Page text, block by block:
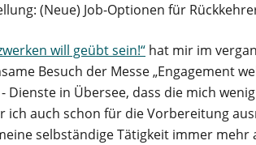
(Neue) Job-Optionen für
will geübt sein!“ hat mir im
Besuch der Messe „Engagement
in Übersee, dass die mich
ich auch schon für die Vorbereitung
selbständige Tätigkeit immer